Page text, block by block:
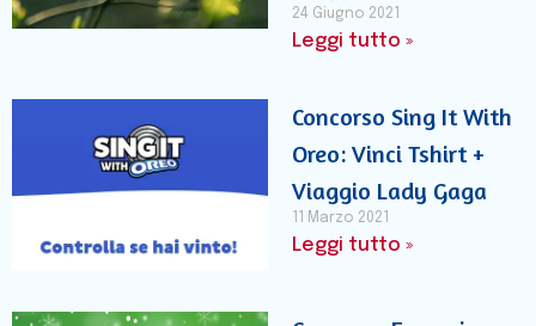
24 Giugno 2021
Leggi tutto »
Concorso Sing It With
Oreo: Vinci Tshirt +
Viaggio Lady Gaga
11 Marzo 2021
Leggi tutto »